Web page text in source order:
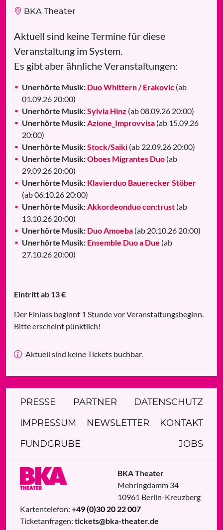
BKA Theater
Aktuell sind keine Termine für diese
Veranstaltung im System.
Es gibt aber ähnliche Veranstaltungen:
Unerhörte Musik: Duo Whittern / Erakovic (ab
01.09.26 20:00)
Unerhörte Musik:Sylvia Hinz (ab 08.09.26 20:00)
Unerhörte Musik: Azione_Improvvisa (ab 15.09.26
20:00)
Unerhörte Musik:Stock/Saiki (ab 22.09.26 20:00)
Unerhörte Musik:Oboes Migrantes Duo (ab
29.09.26 20:00)
Unerhörte Musik: Klavierduo Bauerecker Stöber
(ab 06.10.26 20:00)
Unerhörte Musik: Akkordeonduo con:trust (ab
13.10.26 20:00)
Unerhörte Musik: Duo Amoeba (ab 20.10.26 20:00)
Unerhörte Musik: Ensemble Duo a Due (ab
27.10.26 20:00)
Eintritt ab 13 €
Der Einlass beginnt 1 Stunde vor Veranstaltungsbeginn.
Bitte erscheint pünktlich!
Aktuell sind keine Tickets buchbar.
PRESSE PARTNER DATENSCHUTZ
IMPRESSUM NEWSLETTER KONTAKT
FUNDGRUBE JOBS
BKA Theater
Mehringdamm 34
10961 Berlin-Kreuzberg
Kartentelefon: +49 (0)30 20 22 007
Ticketanfragen: tickets@bka-theater.de